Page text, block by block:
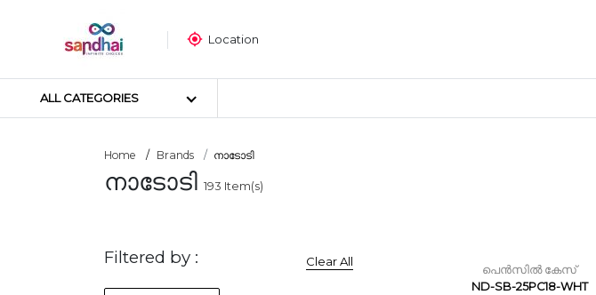
Location
ALL CATEGORIES
Most popular
ആർട്ട് മെറ്റീരിയലുകൾ
Home Brands നാടോടി
നാടോടി 193 Item(s)
Filtered by : Clear All
പെൻസിൽ കേസ്
ND-SB-25PC18-WHT